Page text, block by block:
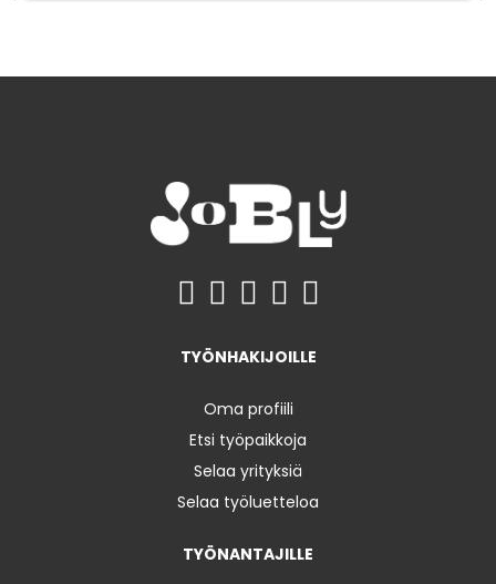
TYÖNHAKIJOILLE
Oma profiili
Etsi työpaikkoja
Selaa yrityksiä
Selaa työluetteloa
TYÖNANTAJILLE